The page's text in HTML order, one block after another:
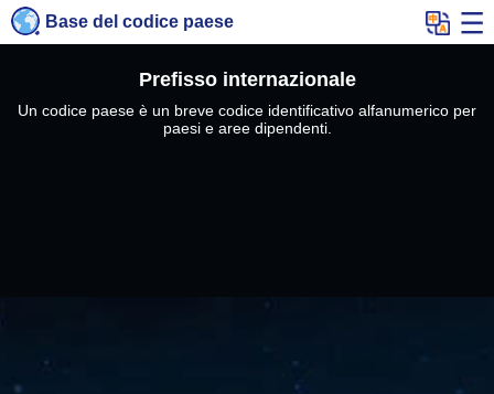
Base del codice paese
Prefisso internazionale
Un codice paese è un breve codice identificativo alfanumerico per
paesi e aree dipendenti.